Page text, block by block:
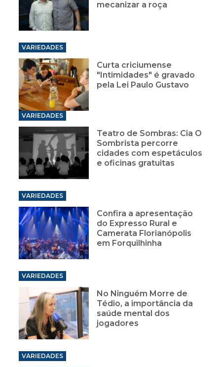
mecanizar a roça
VARIEDADES
Curta criciumense
"Intimidades" é gravado
pela Lei Paulo Gustavo
VARIEDADES
Teatro de Sombras: Cia O
Sombrista percorre
cidades com espetáculos
e oficinas gratuitas
VARIEDADES
Confira a apresentação
do Expresso Rural e
Camerata Florianópolis
em Forquilhinha
VARIEDADES
No Ninguém Morre de
Tédio, a importância da
saúde mental dos
jogadores
VARIEDADES